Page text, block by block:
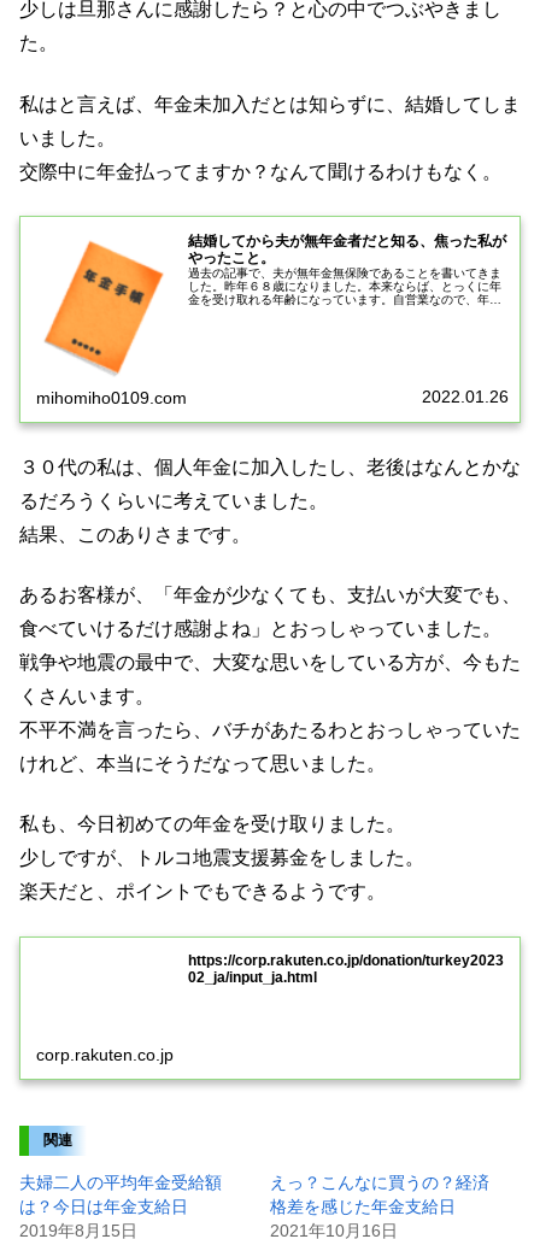
少しは旦那さんに感謝したら？と心の中でつぶやきまし
た。
私はと言えば、年金未加入だとは知らずに、結婚してしま
いました。
交際中に年金払ってますか？なんて聞けるわけもなく。
結婚してから夫が無年金者だと知る、焦った私が
やったこと。
過去の記事で、夫が無年金無保険であることを書いてきま
した。昨年６８歳になりました。本来ならば、とっくに年
金を受け取れる年齢になっています。自営業なので、年金
mihomiho0109.com 2022.01.26
３０代の私は、個人年金に加入したし、老後はなんとかな
るだろうくらいに考えていました。
結果、このありさまです。
あるお客様が、「年金が少なくても、支払いが大変でも、
食べていけるだけ感謝よね」とおっしゃっていました。
戦争や地震の最中で、大変な思いをしている方が、今もた
くさんいます。
不平不満を言ったら、バチがあたるわとおっしゃっていた
けれど、本当にそうだなって思いました。
私も、今日初めての年金を受け取りました。
少しですが、トルコ地震支援募金をしました。
楽天だと、ポイントでもできるようです。
https://corp.rakuten.co.jp/donation/turkey2023
02_ja/input_ja.html
corp.rakuten.co.jp
関連
夫婦二人の平均年金受給額
は？今日は年金支給日
2019年8月15日
えっ？こんなに買うの？経済
格差を感じた年金支給日
2021年10月16日